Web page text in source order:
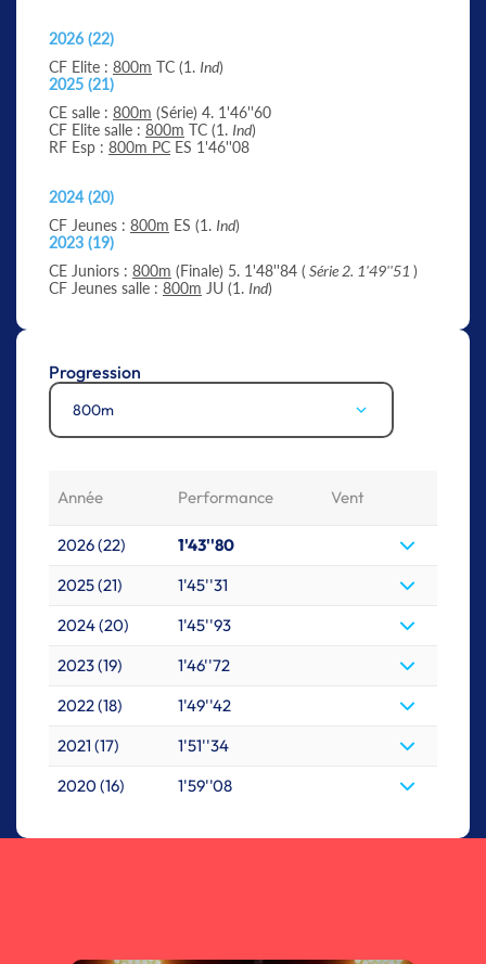
2026 (22)
CF Elite : 800m TC (1. Ind)
2025 (21)
CE salle : 800m (Série) 4. 1'46''60
CF Elite salle : 800m TC (1. Ind)
RF Esp : 800m PC ES 1'46''08
2024 (20)
CF Jeunes : 800m ES (1. Ind)
2023 (19)
CE Juniors : 800m (Finale) 5. 1'48''84 ( Série 2. 1'49''51 )
CF Jeunes salle : 800m JU (1. Ind)
Progression
800m
Année Performance Vent
2026 (22)
1'43''80
2025 (21)
1'45''31
2024 (20)
1'45''93
2023 (19)
1'46''72
2022 (18)
1'49''42
2021 (17)
1'51''34
2020 (16)
1'59''08